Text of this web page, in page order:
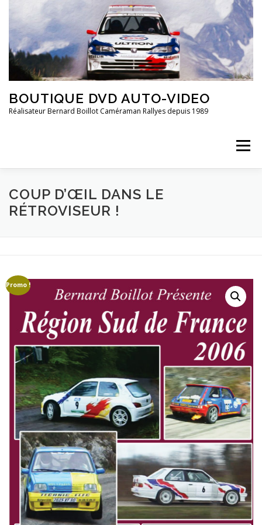
contenu
BOUTIQUE DVD AUTO-VIDEO
Réalisateur Bernard Boillot Caméraman Rallyes depuis 1989
Menu
QUI SOMMES-NOUS? CHAMPIONNAT DE FRANCE
GROUPE B GROUPE A GROUPE F
AUTO-STOP MAGAZINE CAMÉRAS EMBARQUÉE
COURSES DE CÔTES
DRIVERS LÉGENDS EN RÉGION ETRANGER
FINALES MARQUES MONDIAL VINTAGE
PILOTES CAMÉRAS EMBARQUÉES
COUP D’ŒIL DANS LE
RÉTROVISEUR !
Promo !